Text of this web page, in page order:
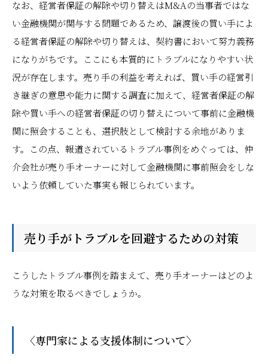
なお、経営者保証の解除や切り替えはM&Aの当事者ではな
い金融機関が関与する問題であるため、譲渡後の買い手によ
る経営者保証の解除や切り替えは、契約書において努力義務
になりがちです。ここにも本質的にトラブルになりやすい状
況が存在します。売り手の利益を考えれば、買い手の経営引
き継ぎの意思や能力に関する調査に加えて、経営者保証の解
除や買い手への経営者保証の切り替えについて事前に金融機
関に照会することも、選択肢として検討する余地がありま
す。この点、報道されているトラブル事例をめぐっては、仲
介会社が売り手オーナーに対して金融機関に事前照会をしな
いよう依頼していた事実も報じられています。
売り手がトラブルを回避するための対策
こうしたトラブル事例を踏まえて、売り手オーナーはどのよ
うな対策を取るべきでしょうか。
〈専門家による支援体制について〉